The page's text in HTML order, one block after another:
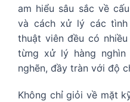
am hiểu sâu sắc về
và cách xử lý các
thuật viên đều có
từng xử lý hàng
nghẽn, đầy tràn với độ
Không chỉ giỏi về mặt